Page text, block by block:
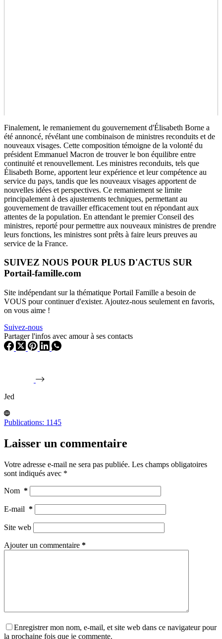
Finalement, le remaniement du gouvernement d'Élisabeth Borne a
été annoncé, révélant une combinaison de ministres reconduits et de
nouveaux visages. Cette composition témoigne de la volonté du
président Emmanuel Macron de trouver le bon équilibre entre
continuité et renouvellement. Les ministres reconduits, tels que
Élisabeth Borne, apportent leur expérience et leur compétence au
service du pays, tandis que les nouveaux visages apportent de
nouvelles idées et perspectives. Ce remaniement se limite
principalement à des ajustements techniques, permettant au
gouvernement de travailler efficacement tout en répondant aux
attentes de la population. En attendant le premier Conseil des
ministres, reporté pour permettre aux nouveaux ministres de prendre
leurs fonctions, les ministres sont prêts à faire leurs preuves au
service de la France.
SUIVEZ NOUS POUR PLUS D'ACTUS SUR
Portail-famille.com
Site indépendant sur la thématique Portail Famille a besoin de
VOUS pour continuer d'exister. Ajoutez-nous seulement en favoris,
on vous aime !
Suivez-nous
Partager l'infos avec amour à ses contacts
Jed
Publications: 1145
Laisser un commentaire
Votre adresse e-mail ne sera pas publiée. Les champs obligatoires
sont indiqués avec *
Nom *
E-mail *
Site web
Ajouter un commentaire *
Enregistrer mon nom, e-mail, et site web dans ce navigateur pour
la prochaine fois que je commente.